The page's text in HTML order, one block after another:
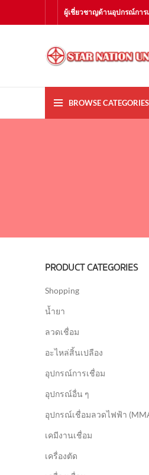
ผู้เชี่ยวชาญด้านอุปกรณ์การ
BROWSE CATEGORIES
PRODUCT CATEGORIES
Shopping
น้ำยา
ลวดเชื่อม
อะไหล่สิ้นเปลือง
อุปกรณ์การเชื่อม
อุปกรณ์อื่น ๆ
อุปกรณ์เชื่อมลวดไฟฟ้า
เคมีงานเชื่อม
เครื่องตัด